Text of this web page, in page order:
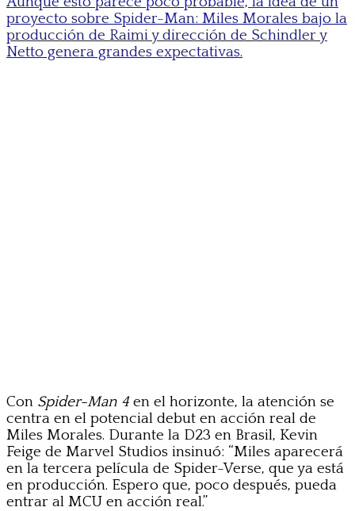
proyecto sobre Spider-Man: Miles Morales bajo la
producción de Raimi y dirección de Schindler y
Netto genera grandes expectativas.
Con Spider-Man 4en el horizonte, la atención se
centra en el potencial debut en acción real de
Miles Morales. Durante la D23 en Brasil, Kevin
Feige de Marvel Studios insinuó: “Miles aparecerá
en la tercera película de Spider-Verse, que ya está
en producción. Espero que, poco después, pueda
entrar al MCU en acción real.”